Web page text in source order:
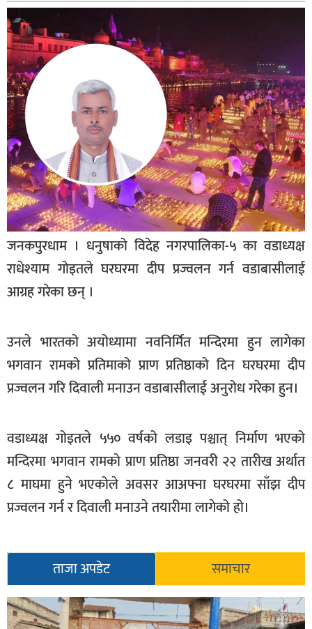
कर्णाली
सुदूरपश्चिम
मधेश
विशेष
राजनीति
प्रमुख
समाचार
राष्ट्रिय
अन्तराष्ट्रिय
अन्तरबार्ता
अर्थ
मनोरञ्जन
फोटो
/
अन्य
समाज
शिक्षा
स्वास्थ्य
जनकपुरधाम । धनुषाको विदेह नगरपालिका-५ का वडाध्यक्ष
राधेश्याम गोइतले घरघरमा दीप प्रज्वलन गर्न वडाबासीलाई
आग्रह गरेका छन् ।
उनले भारतको अयोध्यामा नवनिर्मित मन्दिरमा हुन लागेका
भगवान रामको प्रतिमाको प्राण प्रतिष्ठाको दिन घरघरमा दीप
प्रज्वलन गरि दिवाली मनाउन वडाबासीलाई अनुरोध गरेका हुन।
वडाध्यक्ष गोइतले ५५० वर्षको लडाइ पश्चात् निर्माण भएको
मन्दिरमा भगवान रामको प्राण प्रतिष्ठा जनवरी २२ तारीख अर्थात
८ माघमा हुने भएकोले अवसर आअफ्ना घरघरमा साँझ दीप
प्रज्वलन गर्न र दिवाली मनाउने तयारीमा लागेको हो।
ताजा अपडेट समाचार